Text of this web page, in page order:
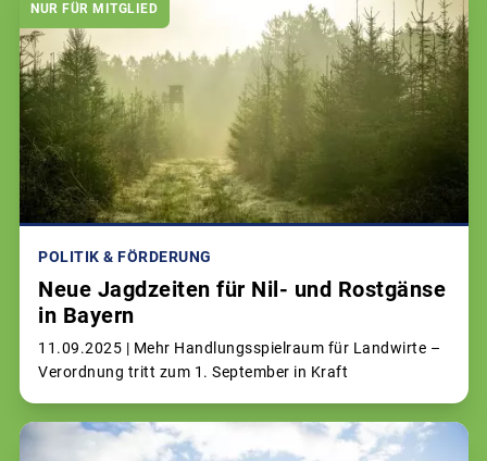
NUR FÜR MITGLIED
POLITIK & FÖRDERUNG
Neue Jagdzeiten für Nil- und Rostgänse
in Bayern
11.09.2025 | Mehr Handlungsspielraum für Landwirte –
Verordnung tritt zum 1. September in Kraft